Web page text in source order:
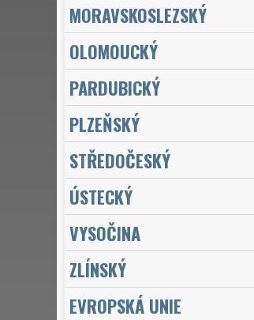
MORAVSKOSLEZSKÝ
OLOMOUCKÝ
PARDUBICKÝ
PLZEŇSKÝ
STŘEDOČESKÝ
ÚSTECKÝ
VYSOČINA
ZLÍNSKÝ
EVROPSKÁ UNIE